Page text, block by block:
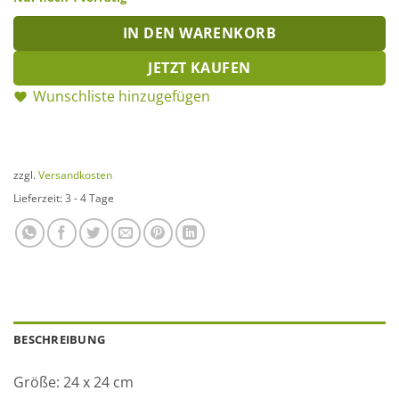
IN DEN WARENKORB
JETZT KAUFEN
Wunschliste hinzugefügen
zzgl. Versandkosten
Lieferzeit: 3 - 4 Tage
BESCHREIBUNG
Größe: 24 x 24 cm